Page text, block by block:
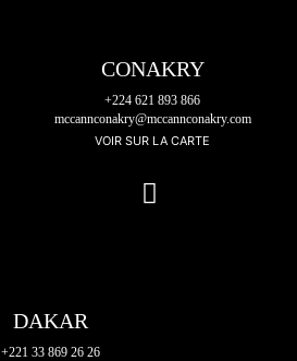
CONAKRY
+224 621 893 866
mccannconakry@mccannconakry.com
VOIR SUR LA CARTE
DAKAR
+221 33 869 26 26